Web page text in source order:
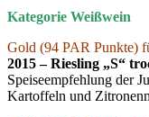
Kategorie Weißwein
Gold (94 PAR Punkte)
2015 – Riesling „S“
Speiseempfehlung der
Kartoffeln und